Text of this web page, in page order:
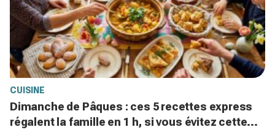
CUISINE
Dimanche de Pâques : ces 5 recettes express
régalent la famille en 1 h, si vous évitez cette